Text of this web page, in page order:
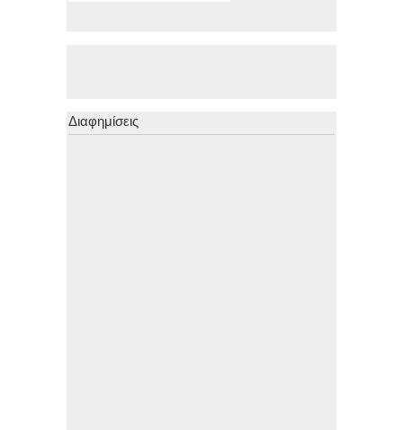
Διαφημίσεις